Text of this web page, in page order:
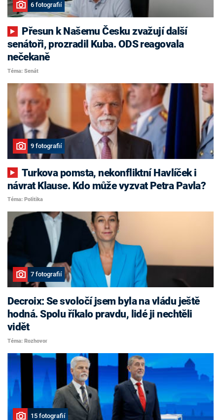
6 fotografií
senátoři, prozradil Kuba. ODS reagovala
nečekaně
Téma: Senát
9 fotografií
Turkova pomsta, nekonfliktní Havlíček i
návrat Klause. Kdo může vyzvat Petra Pavla?
Téma: Politika
7 fotografií
Decroix: Se svoločí jsem byla na vládu ještě
hodná. Spolu říkalo pravdu, lidé ji nechtěli
vidět
Téma: Rozhovor
15 fotografií